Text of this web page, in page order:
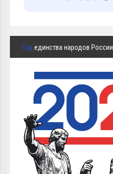
Год единства народов России